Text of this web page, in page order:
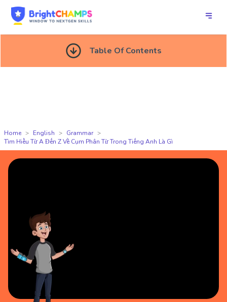
Table Of Contents
Home English
Grammar
Tìm Hiểu Từ A Đến Z Về Cụm Phân Từ Trong Tiếng Anh Là Gì